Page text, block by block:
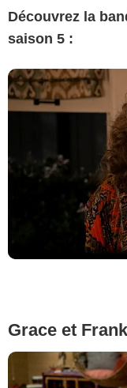
Découvrez la
saison 5 :
Grace et